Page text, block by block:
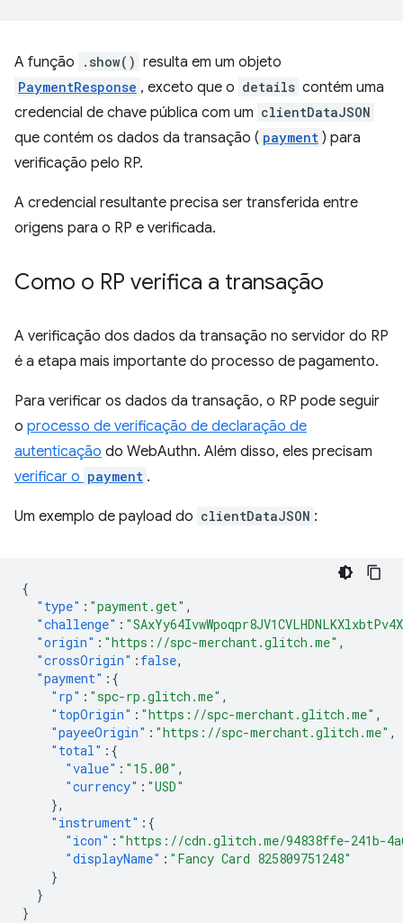
A função .show() resulta em um objeto
PaymentResponse , exceto que o details contém uma
credencial de chave pública com um clientDataJSON
que contém os dados da transação ( payment ) para
verificação pelo RP.
A credencial resultante precisa ser transferida entre
origens para o RP e verificada.
Como o RP verifica a transação
A verificação dos dados da transação no servidor do RP
é a etapa mais importante do processo de pagamento.
Para verificar os dados da transação, o RP pode seguir
o processo de verificação de declaração de
autenticação do WebAuthn. Além disso, eles precisam
verificar o payment .
Um exemplo de payload do clientDataJSON :
{
"type" : "payment.get" ,
"challenge" :
"origin" : "https://spc-merchant.glitch.me" ,
"crossOrigin" : false,
"payment" :{
"rp" : "spc-rp.glitch.me" ,
"topOrigin" : "https://spc-merchant.glitch.me" ,
"payeeOrigin" : "https://spc-merchant.glitch.me" ,
"total" :{
"value" : "15.00" ,
"currency" : "USD"
},
"instrument" :{
"icon" : "https://cdn.glitch.me/94838ffe-241b-
"displayName" : "Fancy Card 825809751248"
}
}
}